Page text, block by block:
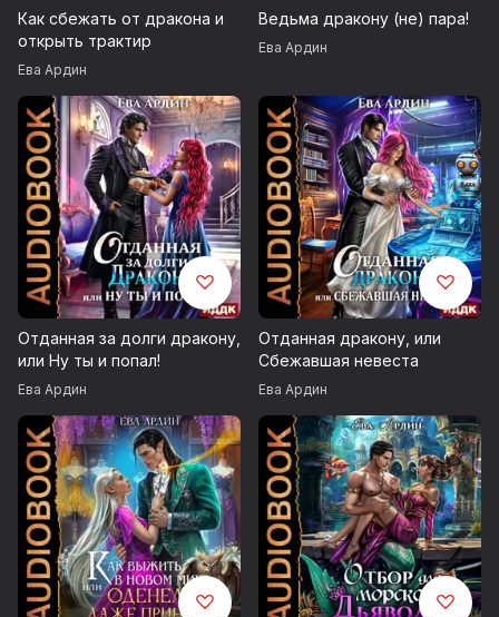
ВНИМАНИЕ! СОДЕРЖИТ СЦЕНЫ РАСПИТИЯ СПИРТНЫХ
НАПИТКОВ. ЧРЕЗМЕРНОЕ УПОТРЕБЛЕНИЕ АЛКОГОЛЯ
Возрастные ограничения 16+
© Ардин Ева
© ИДДК
Как сбежать от дракона и
открыть трактир
Ева Ардин
Ведьма дракону (не) пара!
Ева Ардин
Отданная за долги дракону,
или Ну ты и попал!
Ева Ардин
Отданная дракону, или
Сбежавшая невеста
Ева Ардин